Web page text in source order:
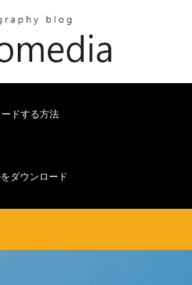
ドする方法
ダウンロード